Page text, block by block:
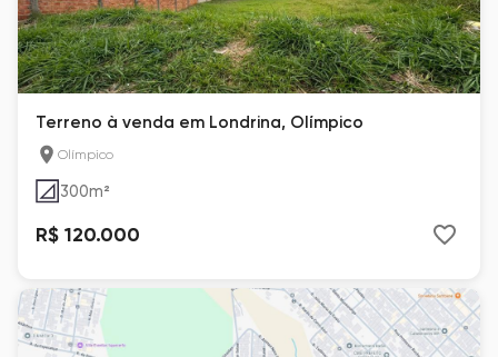
Terreno à venda em Londrina, Olímpico
Olímpico
300m²
R$ 120.000